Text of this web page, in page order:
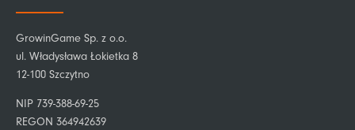
GrowinGame Sp. z o.o.
ul. Władysława Łokietka 8
12-100 Szczytno
NIP 739-388-69-25
REGON 364942639